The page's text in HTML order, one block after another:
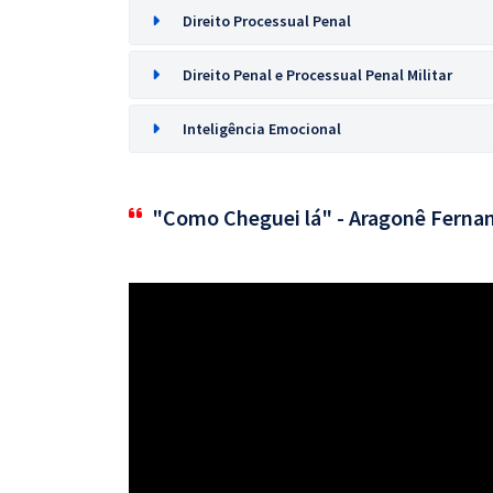
Direito Processual Penal
Direito Penal e Processual Penal Militar
Inteligência Emocional
"Como Cheguei lá" - Aragonê